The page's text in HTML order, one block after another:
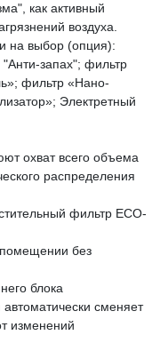
как активный
воздуха.
на выбор (опция):
"Анти-запах"; фильтр
фильтр «Нано-
Электретный
охват всего объема
распределения
фильтр ЕСО-
без
блока
сменяет
изменений